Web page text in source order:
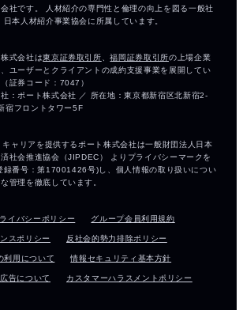
イバシーポリシー グループ会員利用規約
スポリシー 反社会的勢力排除ポリシー
利用について 情報セキュリティ基本方針
告について カスタマーハラスメントポリシー